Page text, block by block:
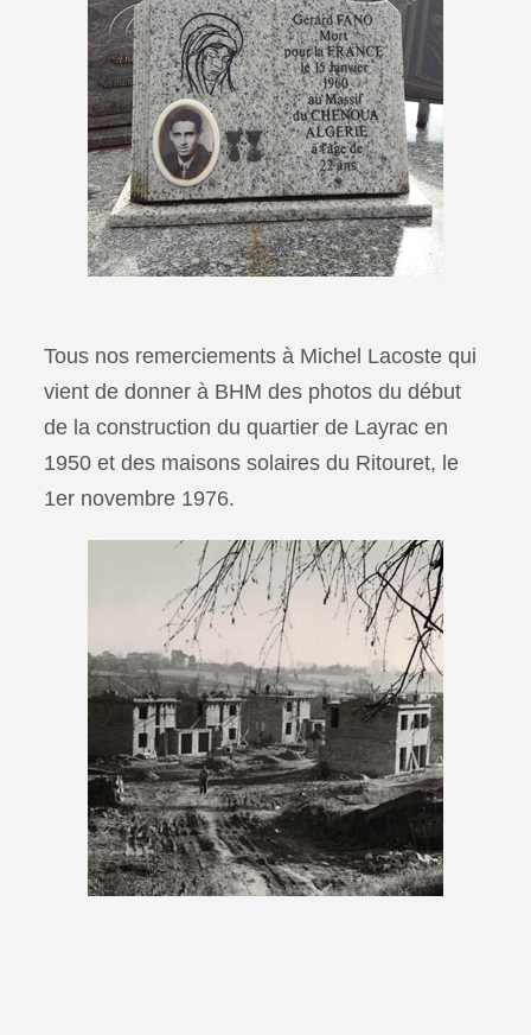
Tous nos remerciements à Michel Lacoste qui
vient de donner à BHM des photos du début
de la construction du quartier de Layrac en
1950 et des maisons solaires du Ritouret, le
1er novembre 1976.